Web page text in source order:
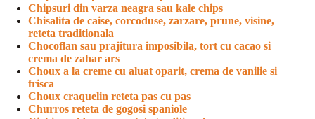
Chipsuri din varza neagra sau kale chips
Chisalita de caise, corcoduse, zarzare, prune, visine,
reteta traditionala
Chocoflan sau prajitura imposibila, tort cu cacao si
crema de zahar ars
Choux a la creme cu aluat oparit, crema de vanilie si
frisca
Choux craquelin reteta pas cu pas
Churros reteta de gogosi spaniole